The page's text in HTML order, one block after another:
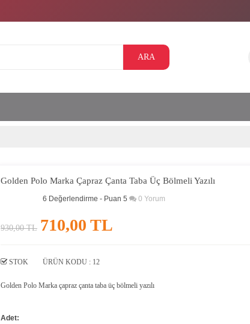
ARA
Golden Polo Marka Çapraz Çanta Taba Üç Bölmeli Yazılı
6 Değerlendirme - Puan 5 0 Yorum
930,00 TL 710,00 TL
STOK ÜRÜN KODU : 12
Golden Polo Marka çapraz çanta taba üç bölmeli yazılı
Adet: